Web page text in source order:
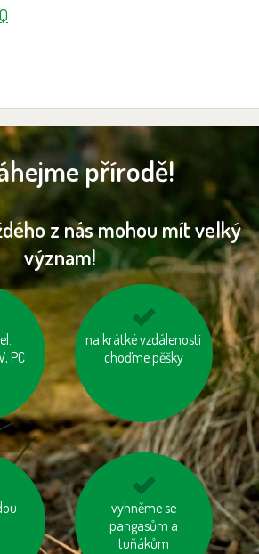
přírodě!
z nás mohou mít velký
význam!
PC
na krátké vzdálenosti
choďme pěšky
tiskněme na
recyklovaný papír
vyhněme se
pangasům a
tuňákům
jezme naše ryby